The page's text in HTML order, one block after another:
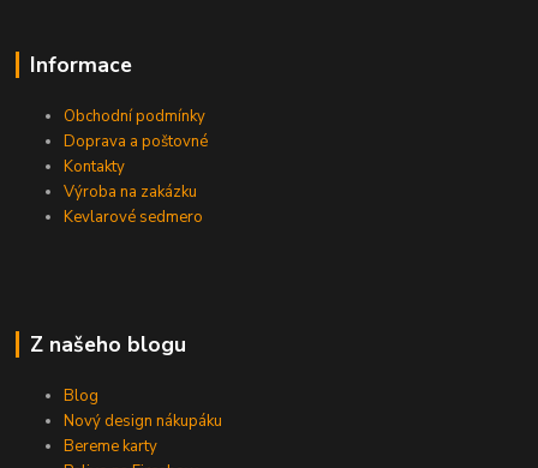
Informace
Obchodní podmínky
Doprava a poštovné
Kontakty
Výroba na zakázku
Kevlarové sedmero
Z našeho blogu
Blog
Nový design nákupáku
Bereme karty